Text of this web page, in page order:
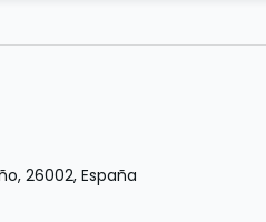
, 26002, España